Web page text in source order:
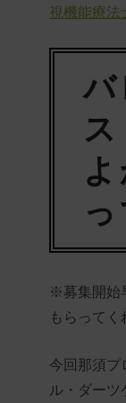
視機能療法
※募集開始
もらってく
今回那須プ
ル・ダーツ